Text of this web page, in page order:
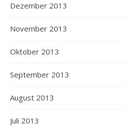
Dezember 2013
November 2013
Oktober 2013
September 2013
August 2013
Juli 2013